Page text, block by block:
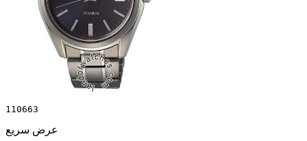
110663
عرض سريع